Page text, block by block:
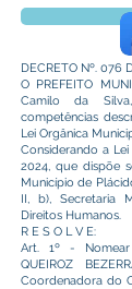
DECRETO Nº. 076
O PREFEITO
Camilo da
competências
Lei Orgânica
Considerando a
2024, que dispõe
Município de
II, b), Secretaria
Direitos Humanos.
R E S O L V E:
Art. 1º - Nomear
QUEIROZ
Coordenadora do